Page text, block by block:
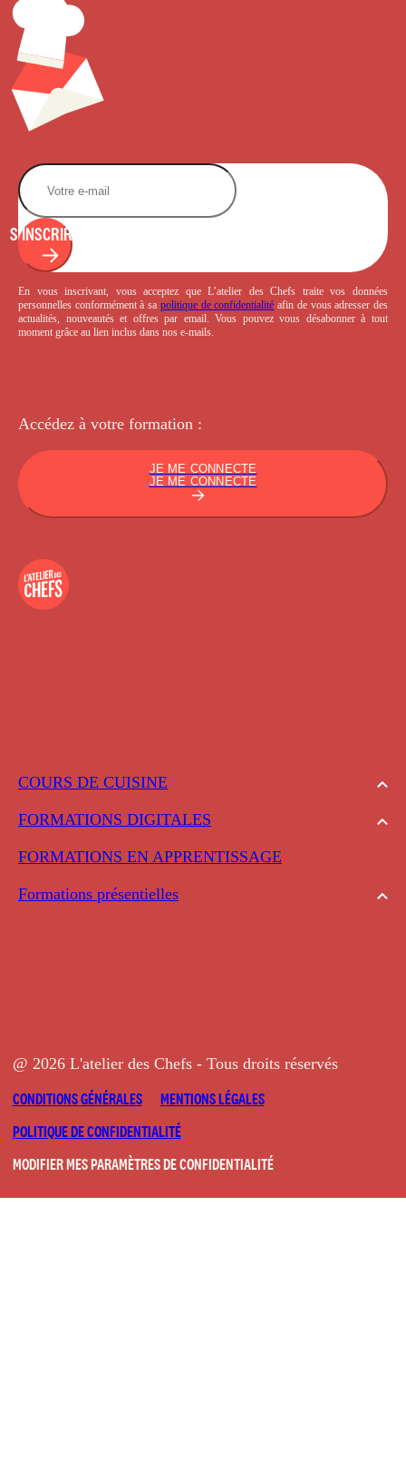
COURS DE CUISINE
FORMATIONS DIGITALES
FORMATIONS EN APPRENTISSAGE
Formations présentielles
S'INSCRIRE
En vous inscrivant, vous acceptez que L’atelier des Chefs traite vos données
personnelles conformément à sa politique de confidentialité afin de vous adresser des
actualités, nouveautés et offres par email. Vous pouvez vous désabonner à tout
moment grâce au lien inclus dans nos e-mails.
Accédez à votre formation :
JE ME CONNECTE
JE ME CONNECTE
@ 2026 L'atelier des Chefs - Tous droits réservés
CONDITIONS GÉNÉRALES
MENTIONS LÉGALES
POLITIQUE DE CONFIDENTIALITÉ
MODIFIER MES PARAMÈTRES DE CONFIDENTIALITÉ